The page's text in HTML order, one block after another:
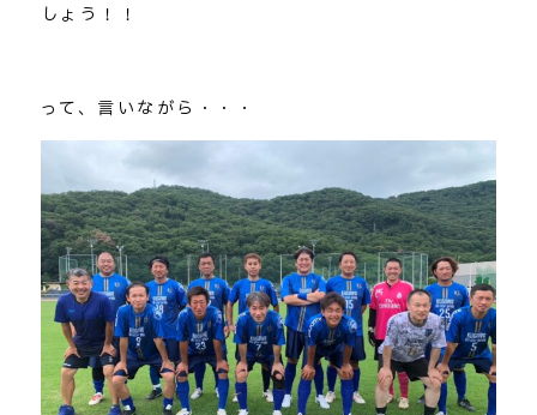
しょう！！
って、言いながら・・・